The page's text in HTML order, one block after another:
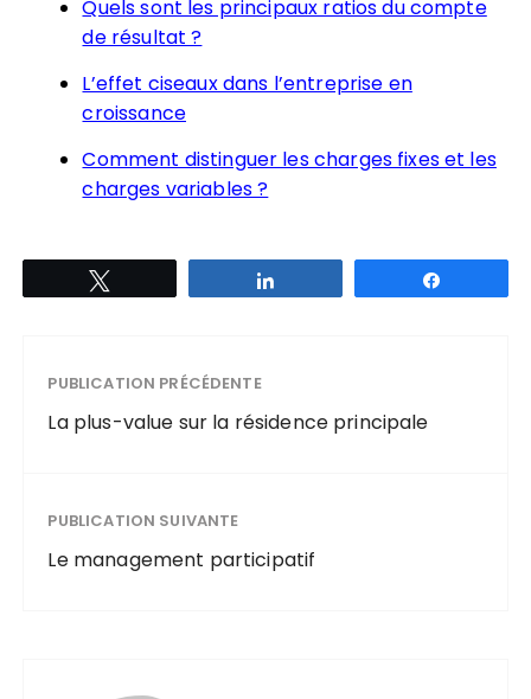
Quels sont les principaux ratios du compte
de résultat ?
L’effet ciseaux dans l’entreprise en
croissance
Comment distinguer les charges fixes et les
charges variables ?
PUBLICATION PRÉCÉDENTE
La plus-value sur la résidence principale
PUBLICATION SUIVANTE
Le management participatif